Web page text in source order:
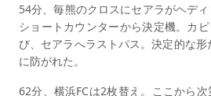
54分、毎熊のクロスにセアラがヘデ
ショートカウンターから決定機。カ
び、セアラへラストパス。決定的な
に防がれた。
62分、横浜FCは2枚替え。ここから